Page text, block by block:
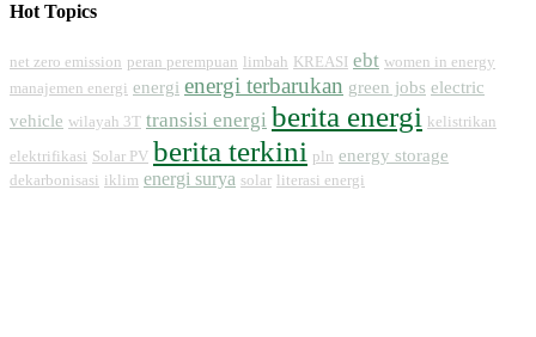
Hot Topics
net zero emission peran perempuan limbah KREASI ebt women in energy
manajemen energi energi energi terbarukan green jobs electric
vehicle wilayah 3T transisi energi berita energi kelistrikan
elektrifikasi Solar PV berita terkini pln energy storage
dekarbonisasi iklim energi surya solar literasi energi